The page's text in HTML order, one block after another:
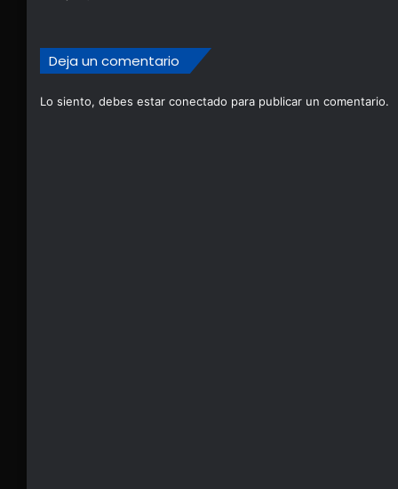
Deja un comentario
Lo siento, debes estar conectado para publicar un comentario.